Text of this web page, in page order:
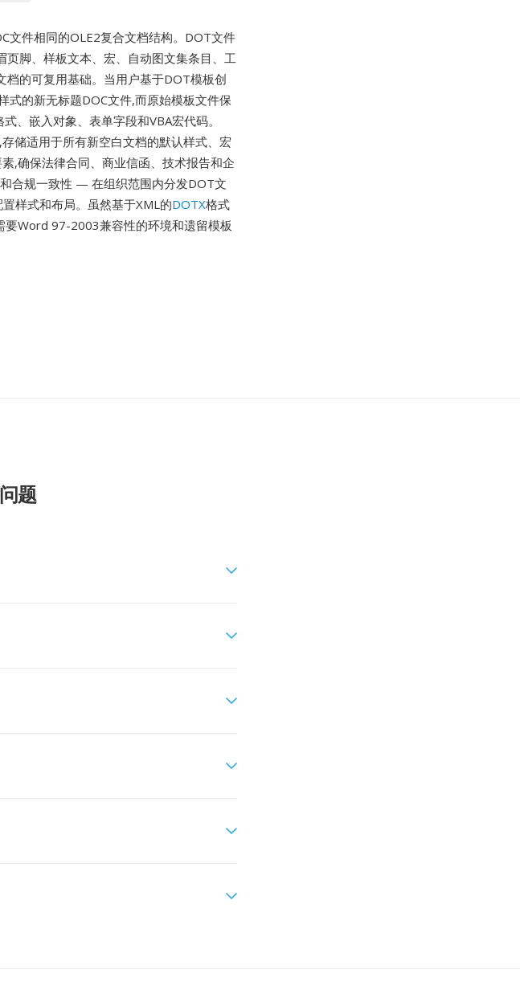
文件相同的OLE2复合文档结构。DOT文件
脚、样板文本、宏、自动图文集条目、工
的可复用基础。当用户基于DOT模板创
式的新无标题DOC文件,而原始模板文件保
、嵌入对象、表单字段和VBA宏代码。
储适用于所有新空白文档的默认样式、宏
,确保法律合同、商业信函、技术报告和企
合规一致性 — 在组织范围内分发DOT文
样式和布局。虽然基于XML的DOTX格式
Word 97-2003兼容性的环境和遗留模板
题